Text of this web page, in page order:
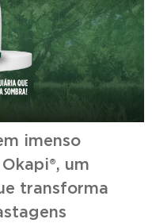
imenso
um
transforma